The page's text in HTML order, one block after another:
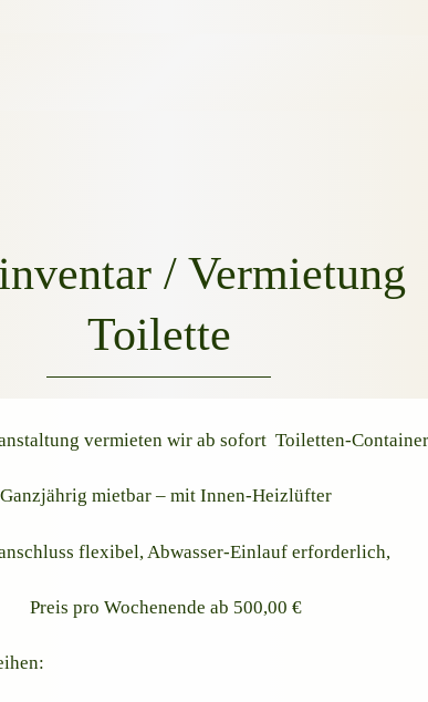
/ Vermietung
Toilette
vermieten wir ab sofort Toiletten-Container
Ganzjährig mietbar – mit Innen-Heizlüfter
flexibel, Abwasser-Einlauf erforderlich,
Preis pro Wochenende ab 500,00 €